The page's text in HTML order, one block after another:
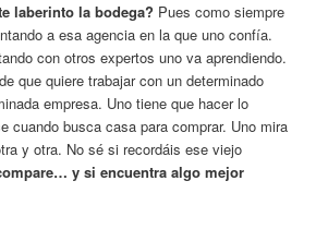
laberinto la bodega? Pues como siempre
a esa agencia en la que uno confía.
con otros expertos uno va aprendiendo.
que quiere trabajar con un determinado
empresa. Uno tiene que hacer lo
cuando busca casa para comprar. Uno mira
y otra. No sé si recordáis ese viejo
y si encuentra algo mejor